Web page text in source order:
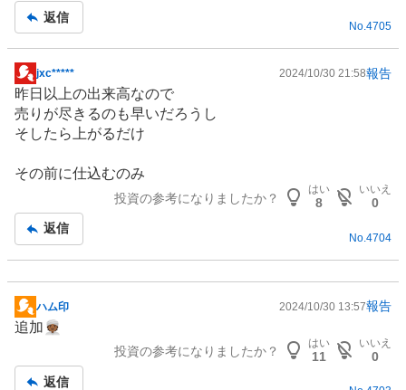
返信
No.4705
掲
示
板
記
jxc***** 2024/10/30 21:58報告
昨日以上の出来高なので
売りが尽きるのも早いだろうし
そしたら上がるだけ
その前に仕込むのみ
投資の参考になりましたか？
はい
8
いいえ
0
返信
No. 4704
掲
示
ハム印 2024/10/30 13:57報告
追加👳🏾
投資の参考になりましたか？
はい
11
いいえ
0
返信